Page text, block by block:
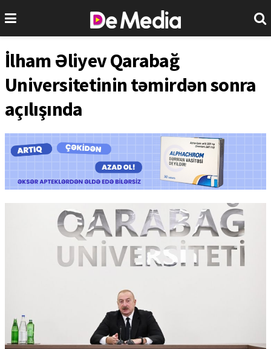
İlham Əliyev Qarabağ
Universitetinin təmirdən sonra
açılışında